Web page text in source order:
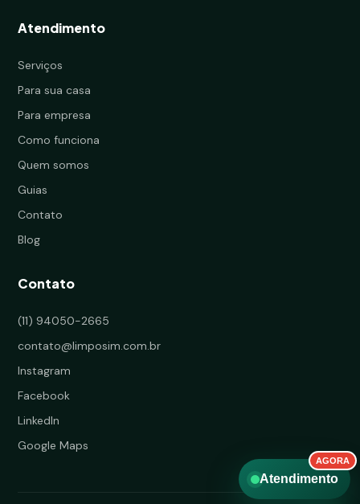
Atendimento
Serviços
Para sua casa
Para empresa
Como funciona
Quem somos
Guias
Contato
Blog
Contato
(11) 94050-2665
contato@limposim.com.br
Instagram
Facebook
LinkedIn
Google Maps
Atendimento